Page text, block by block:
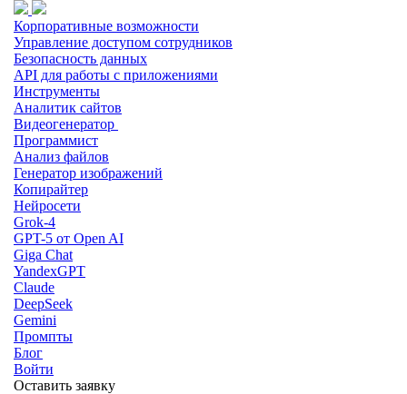
Корпоративные возможности
Управление доступом сотрудников
Безопасность данных
API для работы с приложениями
Инструменты
Аналитик сайтов
Видеогенератор
Программист
Анализ файлов
Генератор изображений
Копирайтер
Нейросети
Grok-4
GPT-5 от Open AI
Giga Chat
YandexGPT
Claude
DeepSeek
Gemini
Промпты
Блог
Войти
Оставить заявку